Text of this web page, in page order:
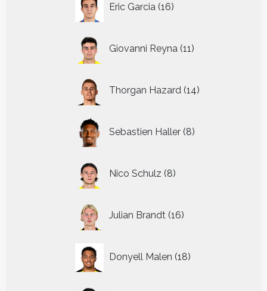
Eric Garcia 16
producten
Giovanni Reyna 11
producten
Thorgan Hazard 14
producten
Sebastien Haller 8
producten
Nico Schulz 8
producten
Julian Brandt 16
producten
Donyell Malen 18
producten